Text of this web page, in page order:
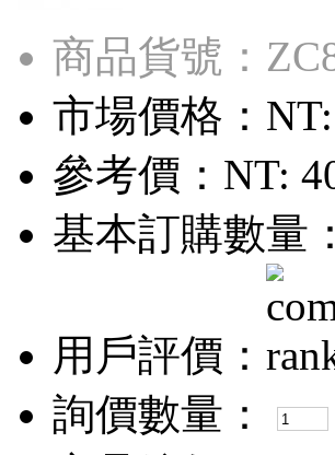
商品貨號：
市場價格：
參考價： NT:
基本訂購數量
用戶評價：
詢價數量：